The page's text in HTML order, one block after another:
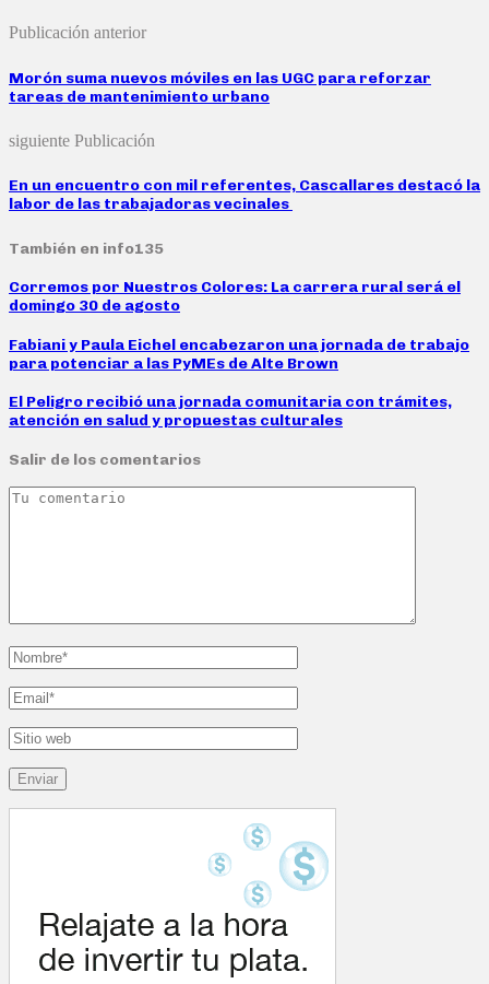
Publicación anterior
Morón suma nuevos móviles en las UGC para reforzar
tareas de mantenimiento urbano
siguiente Publicación
En un encuentro con mil referentes, Cascallares destacó la
labor de las trabajadoras vecinales
También en info135
Corremos por Nuestros Colores: La carrera rural será el
domingo 30 de agosto
Fabiani y Paula Eichel encabezaron una jornada de trabajo
para potenciar a las PyMEs de Alte Brown
El Peligro recibió una jornada comunitaria con trámites,
atención en salud y propuestas culturales
Salir de los comentarios